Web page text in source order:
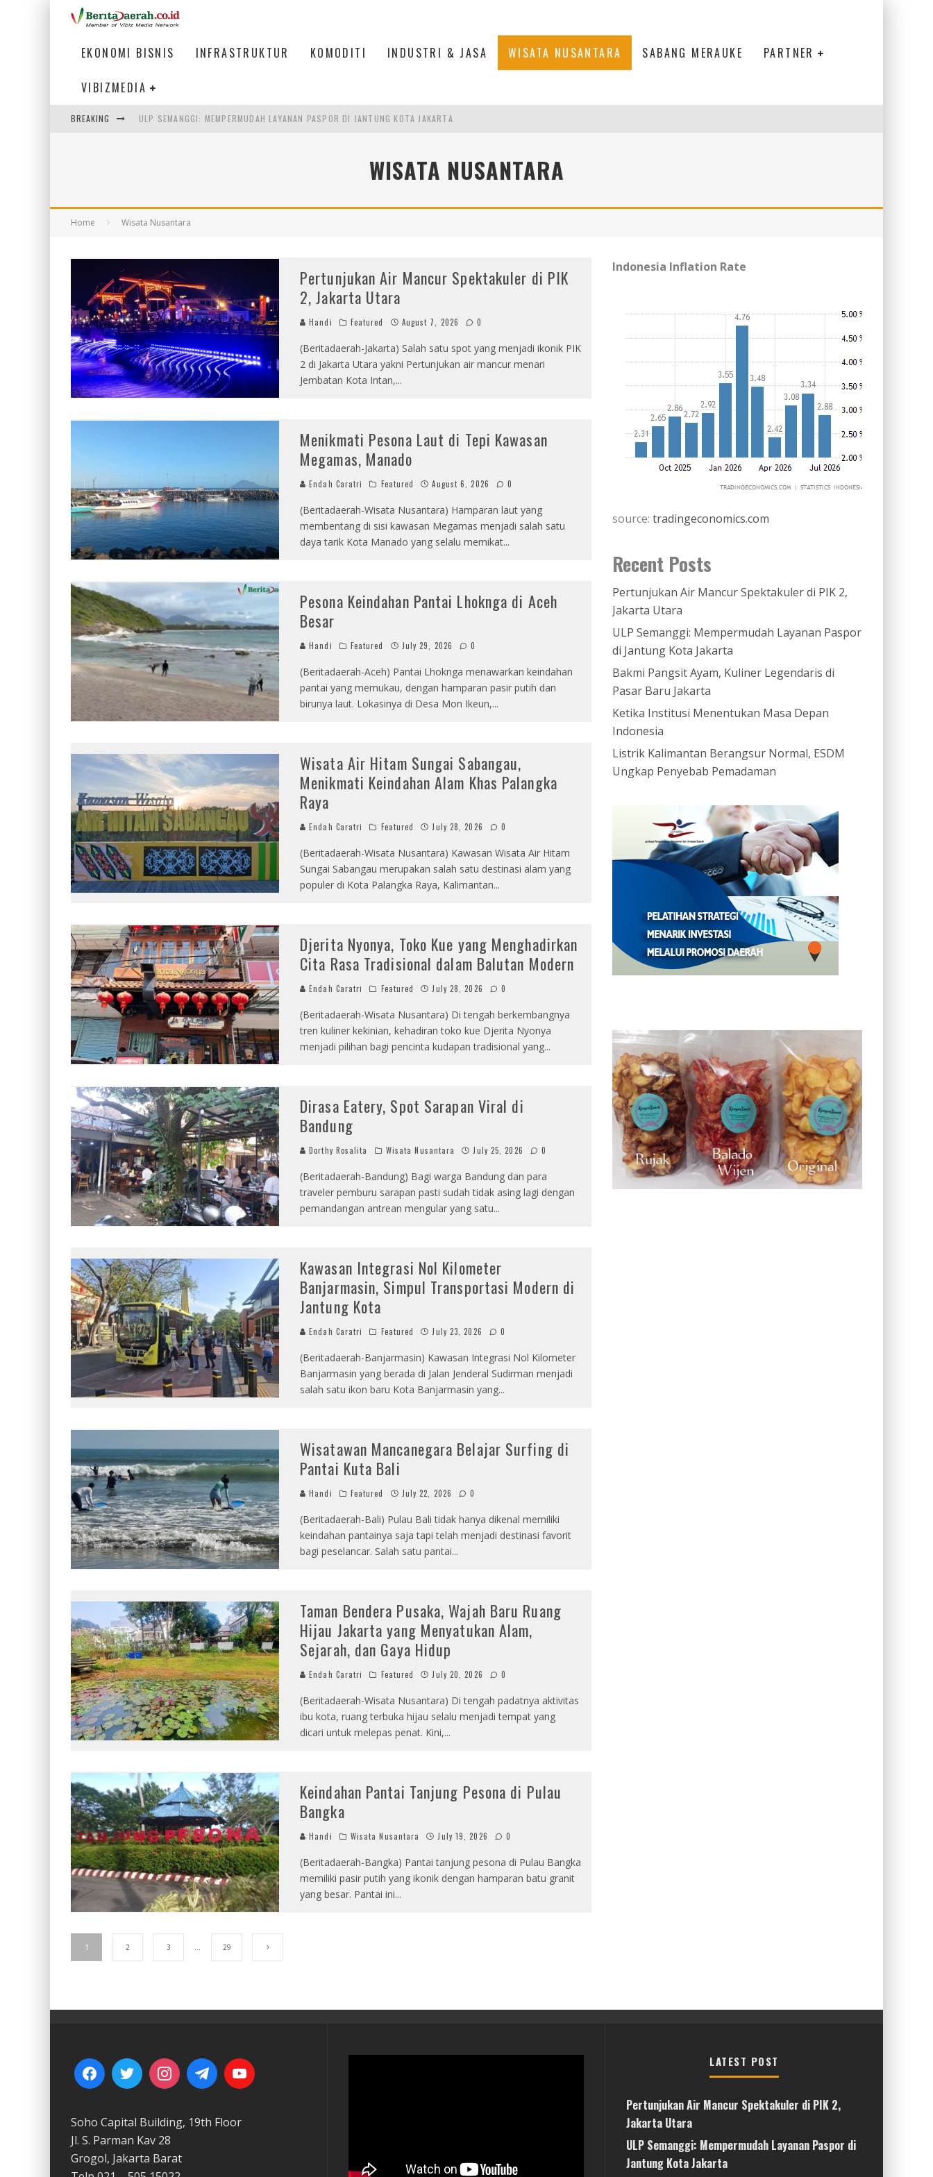
EKONOMI BISNIS INFRASTRUKTUR KOMODITI INDUSTRI & JASA WISATA NUSANTARA SABANG MERAUKE PARTNER
VIBIZMEDIA
BREAKING
ULP SEMANGGI: MEMPERMUDAH LAYANAN PASPOR DI JANTUNG KOTA JAKARTA
BAKMI PANGSIT AYAM, KULINER LEGENDARIS DI PASAR BARU JAKARTA
PERTUNJUKAN AIR MANCUR SPEKTAKULER DI PIK 2, JAKARTA UTARAWISATA NUSANTARA
Home Wisata Nusantara
Pertunjukan Air Mancur Spektakuler di PIK
2, Jakarta Utara
Handi Featured August 7, 2026 0
(Beritadaerah-Jakarta) Salah satu spot yang menjadi ikonik PIK
2 di Jakarta Utara yakni Pertunjukan air mancur menari
Jembatan Kota Intan,...
Menikmati Pesona Laut di Tepi Kawasan
Megamas, Manado
Endah Caratri Featured August 6, 2026 0
(Beritadaerah-Wisata Nusantara) Hamparan laut yang
membentang di sisi kawasan Megamas menjadi salah satu
daya tarik Kota Manado yang selalu memikat...
Pesona Keindahan Pantai Lhoknga di Aceh
Besar
Handi Featured July 29, 2026 0
(Beritadaerah-Aceh) Pantai Lhoknga menawarkan keindahan
pantai yang memukau, dengan hamparan pasir putih dan
birunya laut. Lokasinya di Desa Mon Ikeun,...
Wisata Air Hitam Sungai Sabangau,
Menikmati Keindahan Alam Khas Palangka
Raya
Endah Caratri Featured July 28, 2026 0
(Beritadaerah-Wisata Nusantara) Kawasan Wisata Air Hitam
Sungai Sabangau merupakan salah satu destinasi alam yang
populer di Kota Palangka Raya, Kalimantan...
Djerita Nyonya, Toko Kue yang Menghadirkan
Cita Rasa Tradisional dalam Balutan Modern
Endah Caratri Featured July 28, 2026 0
(Beritadaerah-Wisata Nusantara) Di tengah berkembangnya
tren kuliner kekinian, kehadiran toko kue Djerita Nyonya
menjadi pilihan bagi pencinta kudapan tradisional yang...
Dirasa Eatery, Spot Sarapan Viral di
Bandung
Dorthy Rosalita Wisata Nusantara July 25, 2026 0
(Beritadaerah-Bandung) Bagi warga Bandung dan para
traveler pemburu sarapan pasti sudah tidak asing lagi dengan
pemandangan antrean mengular yang satu...
Kawasan Integrasi Nol Kilometer
Banjarmasin, Simpul Transportasi Modern di
Jantung Kota
Endah Caratri Featured July 23, 2026 0
(Beritadaerah-Banjarmasin) Kawasan Integrasi Nol Kilometer
Banjarmasin yang berada di Jalan Jenderal Sudirman menjadi
salah satu ikon baru Kota Banjarmasin yang...
Wisatawan Mancanegara Belajar Surfing di
Pantai Kuta Bali
Handi Featured July 22, 2026 0
(Beritadaerah-Bali) Pulau Bali tidak hanya dikenal memiliki
keindahan pantainya saja tapi telah menjadi destinasi favorit
bagi peselancar. Salah satu pantai...
Taman Bendera Pusaka, Wajah Baru Ruang
Hijau Jakarta yang Menyatukan Alam,
Sejarah, dan Gaya Hidup
Endah Caratri Featured July 20, 2026 0
(Beritadaerah-Wisata Nusantara) Di tengah padatnya aktivitas
ibu kota, ruang terbuka hijau selalu menjadi tempat yang
dicari untuk melepas penat. Kini,...
Keindahan Pantai Tanjung Pesona di Pulau
Bangka
Handi Wisata Nusantara July 19, 2026 0
(Beritadaerah-Bangka) Pantai tanjung pesona di Pulau Bangka
memiliki pasir putih yang ikonik dengan hamparan batu granit
yang besar. Pantai ini...
1 2 3 … 29
Indonesia Inflation Rate
source: tradingeconomics.com
Recent Posts
Pertunjukan Air Mancur Spektakuler di PIK 2,
Jakarta Utara
ULP Semanggi: Mempermudah Layanan Paspor
di Jantung Kota Jakarta
Bakmi Pangsit Ayam, Kuliner Legendaris di
Pasar Baru Jakarta
Ketika Institusi Menentukan Masa Depan
Indonesia
Listrik Kalimantan Berangsur Normal, ESDM
Ungkap Penyebab Pemadaman
Soho Capital Building, 19th Floor
Jl. S. Parman Kav 28
Grogol, Jakarta Barat
LATEST POST
Pertunjukan Air Mancur Spektakuler di PIK 2,
Jakarta Utara
ULP Semanggi: Mempermudah Layanan Paspor di
Jantung Kota Jakarta